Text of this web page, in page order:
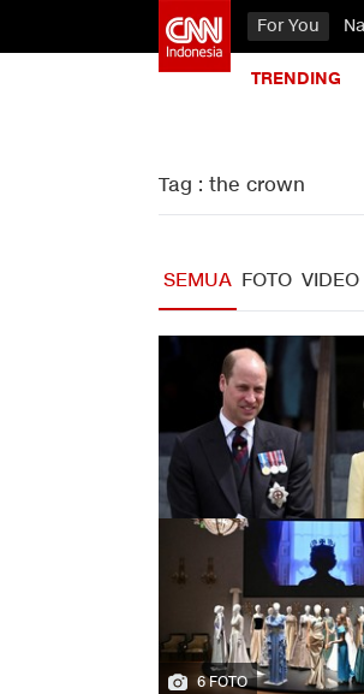
For You
TRENDING
Tag : the crown
SEMUA FOTO VIDEO
6 FOTO